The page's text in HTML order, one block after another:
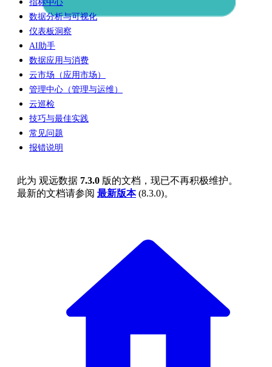
指标中心
数据分析与可视化
仪表板洞察
AI助手
数据应用与消费
云市场（应用市场）
管理中心（管理与运维）
云巡检
技巧与最佳实践
常见问题
报错说明
此为 观远数据 7.3.0 版的文档，现已不再积极维护。
最新的文档请参阅 最新版本(8.3.0)。